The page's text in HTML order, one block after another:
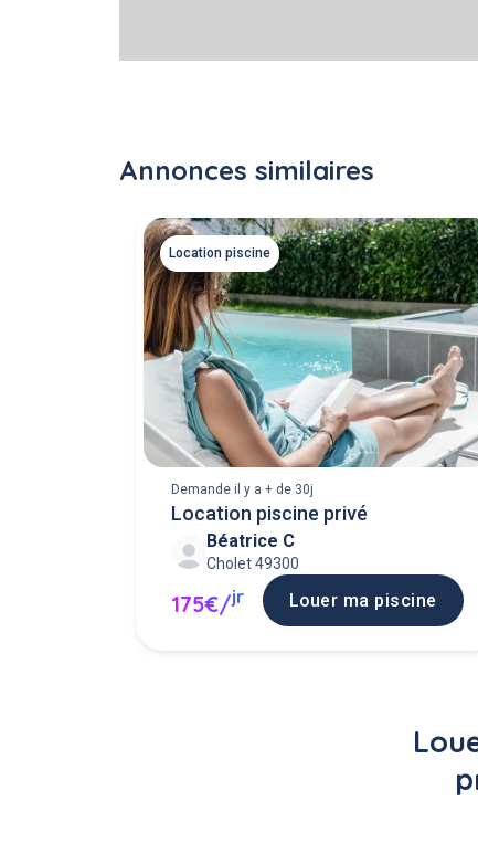
Annonces similaires
Location piscine
Demande il y a + de 30j
Location piscine privé
Béatrice C
Cholet 49300
175€/jr Louer ma piscine